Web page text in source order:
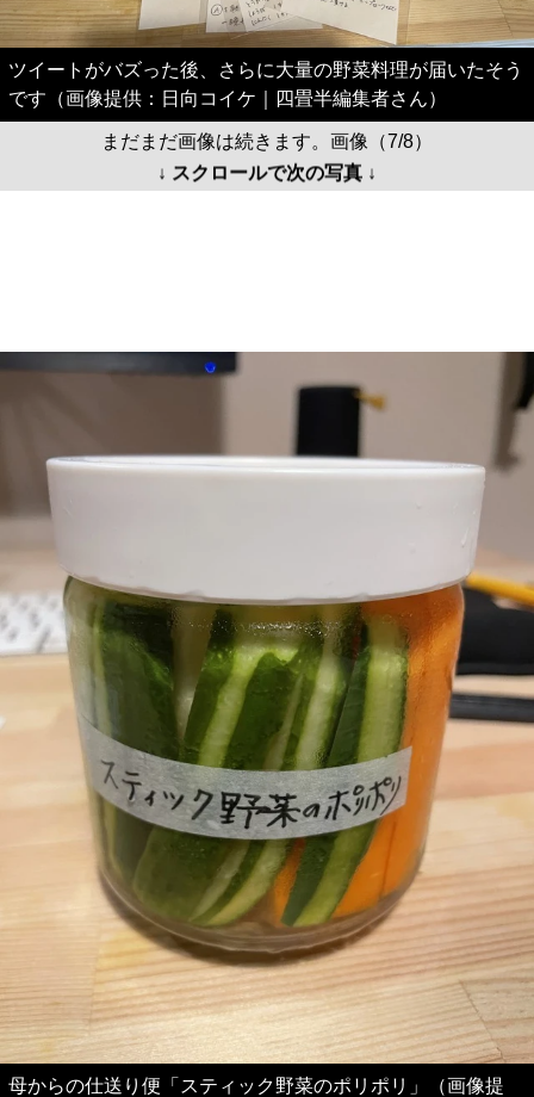
ツイートがバズった後、さらに大量の野菜料理が届いたそう
です（画像提供：日向コイケ｜四畳半編集者さん）
まだまだ画像は続きます。画像（7/8）
↓ スクロールで次の写真 ↓
母からの仕送り便「スティック野菜のポリポリ」（画像提